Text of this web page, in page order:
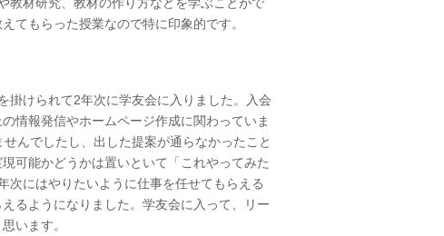
てもらった授業なので特に印象的です。
掛けられて2年次に学友会に入りました。入会
情報発信やホームページ作成に関わっていま
んでしたし、出した提案が通らなかったこと
可能かどうかは置いといて「これやってみた
次にはやりたいように仕事を任せてもらえる
るようになりました。学友会に入って、リー
います。